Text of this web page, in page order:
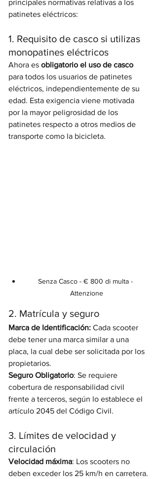
principales normativas relativas a los
patinetes eléctricos:
1. Requisito de casco si utilizas
monopatines eléctricos
Ahora es obligatorio el uso de casco
para todos los usuarios de patinetes
eléctricos, independientemente de su
edad. Esta exigencia viene motivada
por la mayor peligrosidad de los
patinetes respecto a otros medios de
transporte como la bicicleta.
Senza Casco - € 800 di multa -
Attenzione
2. Matrícula y seguro
Marca de Identificación: Cada scooter
debe tener una marca similar a una
placa, la cual debe ser solicitada por los
propietarios.
Seguro Obligatorio: Se requiere
cobertura de responsabilidad civil
frente a terceros, según lo establece el
artículo 2045 del Código Civil.
3. Límites de velocidad y
circulación
Velocidad máxima: Los scooters no
deben exceder los 25 km/h en carretera.